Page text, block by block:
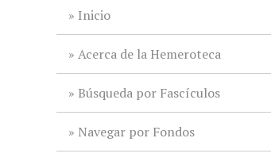
Inicio
Acerca de la Hemeroteca
Búsqueda por Fascículos
Navegar por Fondos